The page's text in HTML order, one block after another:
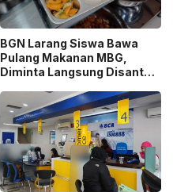
BGN Larang Siswa Bawa
Pulang Makanan MBG,
Diminta Langsung Disantap